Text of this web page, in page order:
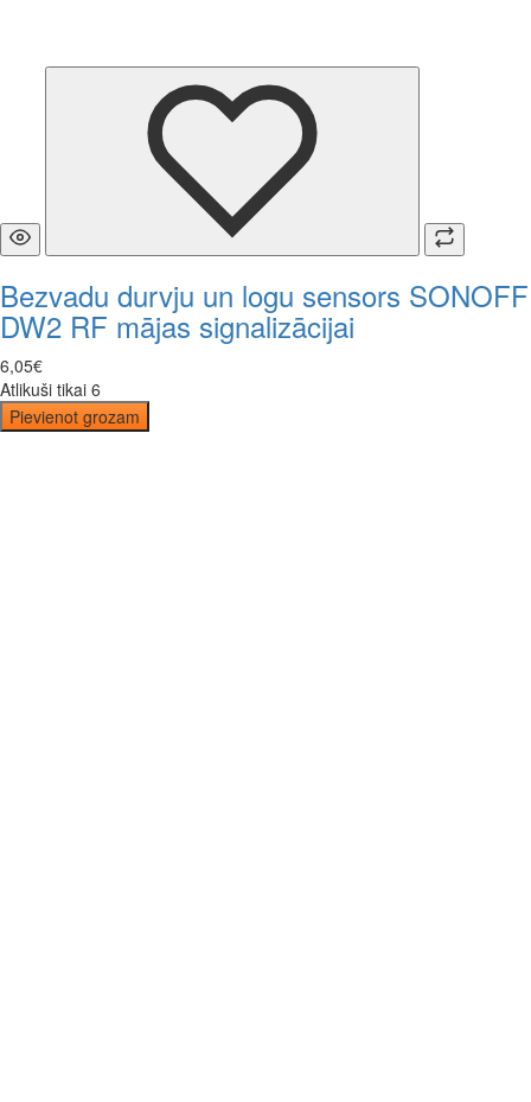
Bezvadu durvju un logu sensors SONOFF
DW2 RF mājas signalizācijai
6,05€
Atlikuši tikai 6
Pievienot grozam